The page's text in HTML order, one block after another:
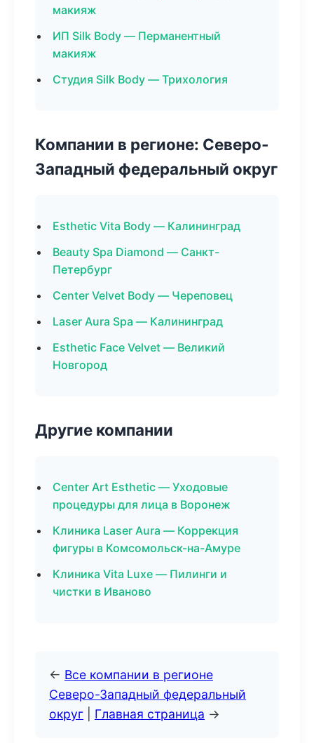
макияж
ИП Silk Body — Перманентный
макияж
Студия Silk Body — Трихология
Компании в регионе: Северо-
Западный федеральный округ
Esthetic Vita Body — Калининград
Beauty Spa Diamond — Санкт-
Петербург
Center Velvet Body — Череповец
Laser Aura Spa — Калининград
Esthetic Face Velvet — Великий
Новгород
Другие компании
Center Art Esthetic — Уходовые
процедуры для лица в Воронеж
Клиника Laser Aura — Коррекция
фигуры в Комсомольск-на-Амуре
Клиника Vita Luxe — Пилинги и
чистки в Иваново
← Все компании в регионе
Северо-Западный федеральный
округ
Главная страница →